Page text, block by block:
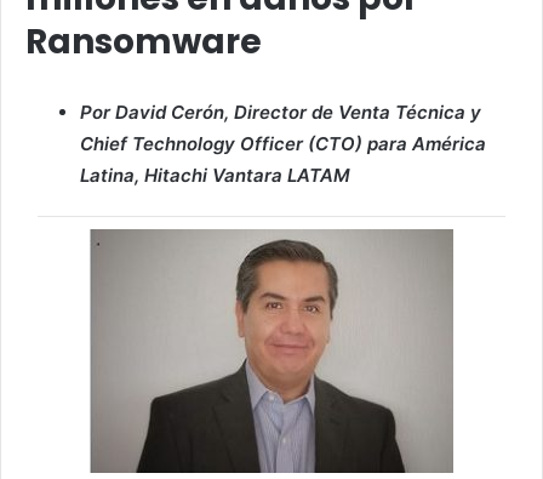
Ransomware
Por David Cerón, Director de Venta Técnica y
Chief Technology Officer (CTO) para América
Latina, Hitachi Vantara LATAM